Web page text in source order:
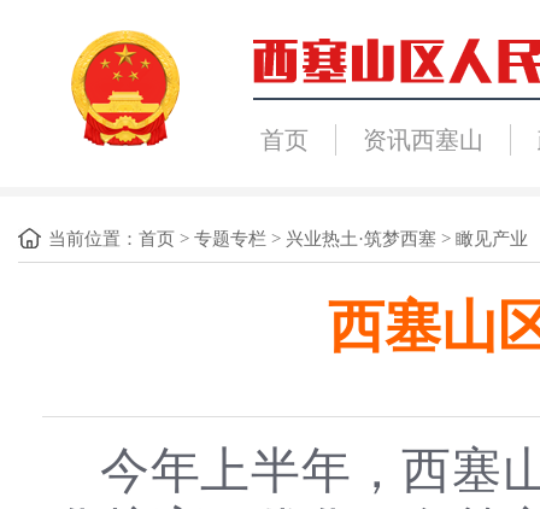
首页 资讯西塞山
当前位置： 首页 > 专题专栏 > 兴业热土·筑梦西塞 > 瞰见产业
西塞山
今年上半年，西塞